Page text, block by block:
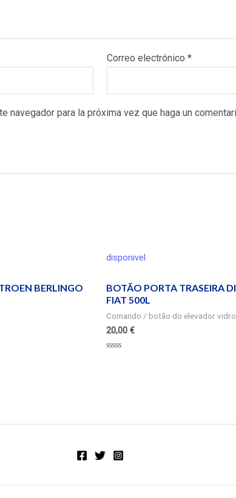
Correo electrónico*
navegador para la próxima vez que haga un
BERLINGO
disponivel
BOTÃO PORTA TRASEIRA
FIAT 500L
Comando / botão do elevador vidro
20,00 €